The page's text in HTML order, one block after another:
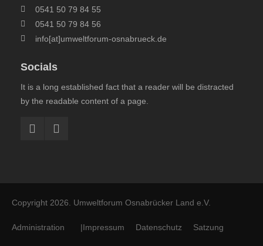
0541 50 79 84 55
0541 50 79 84 56
info[at]umweltforum-osnabrueck.de
Socials
It is a long established fact that a reader will be distracted
by the readable content of a page.
Copyright 2026. Umweltforum Osnabrücker Land e.V.
Administration |Impressum Datenschutz Satzung